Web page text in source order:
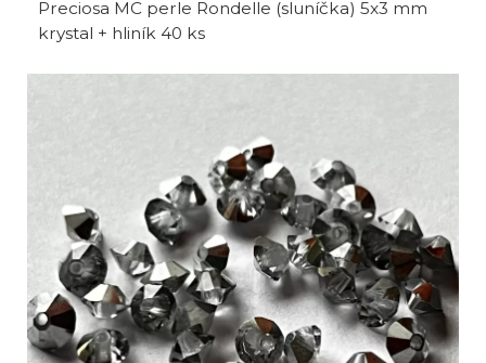
Preciosa MC perle Rondelle (sluníčka) 5x3 mm
krystal + hliník 40 ks